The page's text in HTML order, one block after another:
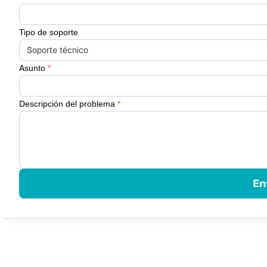
Tipo de soporte
Asunto *
Descripción del problema *